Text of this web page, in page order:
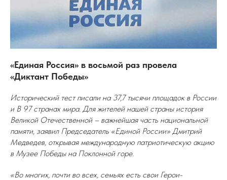
«Единая Россия» в восьмой раз провела
«Диктант Победы»
Исторический тест писали на 37,7 тысячи площадок в России
и В 97 странах мира. Для жителей нашей страны история
Великой Отечественной – важнейшая часть национальной
памяти, заявил Председатель «Единой России» Дмитрий
Медведев, открывая международную патриотическую акцию
в Музее Победы на Поклонной горе.
«Во многих, почти во всех, семьях есть свои Герои-